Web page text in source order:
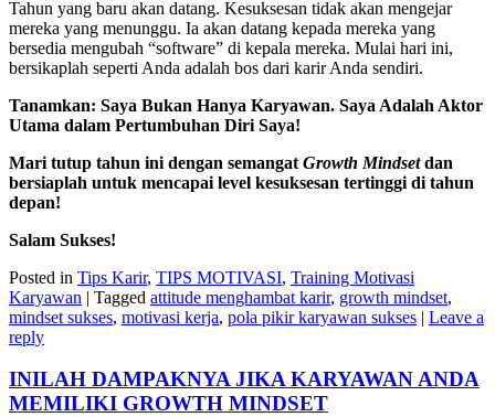
Tahun yang baru akan datang. Kesuksesan tidak akan mengejar
mereka yang menunggu. Ia akan datang kepada mereka yang
bersedia mengubah “software” di kepala mereka. Mulai hari ini,
bersikaplah seperti Anda adalah bos dari karir Anda sendiri.
Tanamkan: Saya Bukan Hanya Karyawan. Saya Adalah Aktor
Utama dalam Pertumbuhan Diri Saya!
Mari tutup tahun ini dengan semangat Growth Mindsetdan
bersiaplah untuk mencapai level kesuksesan tertinggi di tahun
depan!
Salam Sukses!
Posted in Tips Karir, TIPS MOTIVASI, Training Motivasi
Karyawan | Tagged attitude menghambat karir, growth mindset,
mindset sukses, motivasi kerja, pola pikir karyawan sukses | Leave a
reply
INILAH DAMPAKNYA JIKA KARYAWAN ANDA
MEMILIKI GROWTH MINDSET